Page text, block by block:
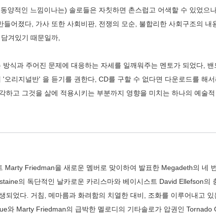
양적인 느낌이나는) 솔로들은 자칫하면 촌스럽고 어색할 수 있었으
어졌다, 가사 또한 사회비판, 전쟁의 모순, 불합리한 사회구조의
겨있기 때문일까,
식과 주어진 문제에 대응하는 자세를 일깨워주는 멘토가 되었다,
리지널반' 을 듣기를 권한다, CD를 구할 수 없다면 다운로드를 해
하고 그것을 삶에 적용시키는 부분까지 영향을 미치는 하나의 예술
Marty Friedman을 새로운 멤버로 맞이하여 발표한 Megadeth의 네
의 독단적인 날카로운 카리스마와 베이시스트 David Ellefson
되었다. 거침, 메마름과 화려함의 치열한 대비, 조화를 이루어내고
와 Marty Friedman의 급박한 멜로디의 기타솔로가 압권인 Tornado